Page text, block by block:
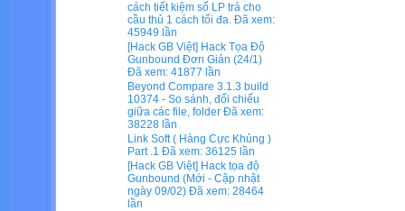
cách tiết kiệm số LP trả cho
cầu thủ 1 cách tối đa. Đã xem:
45949 lần
[Hack GB Việt] Hack Tọa Độ
Gunbound Đơn Giản (24/1)
Đã xem: 41877 lần
Beyond Compare 3.1.3 build
10374 - So sánh, đối chiếu
giữa các file, folder Đã xem:
38228 lần
Link Soft ( Hàng Cực Khủng )
Part .1 Đã xem: 36125 lần
[Hack GB Việt] Hack tọa độ
Gunbound (Mới - Cập nhật
ngày 09/02) Đã xem: 28464
lần